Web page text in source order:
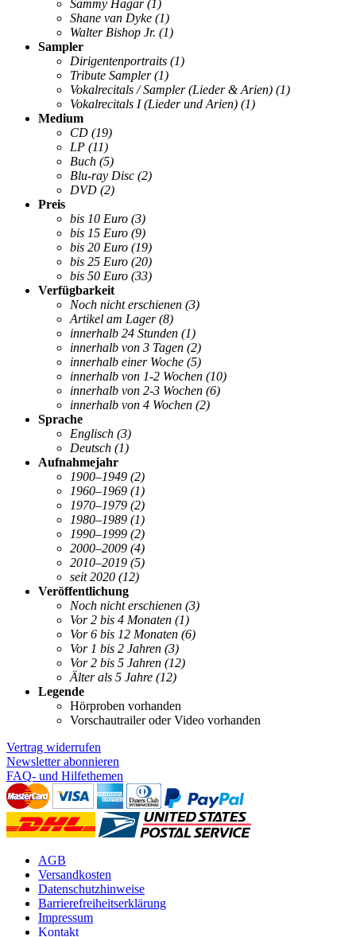
Sammy Hagar (1)
Shane van Dyke (1)
Walter Bishop Jr. (1)
Sampler
Dirigentenportraits (1)
Tribute Sampler (1)
Vokalrecitals / Sampler (Lieder & Arien) (1)
Vokalrecitals I (Lieder und Arien) (1)
Medium
CD (19)
LP (11)
Buch (5)
Blu-ray Disc (2)
DVD (2)
Preis
bis 10 Euro (3)
bis 15 Euro (9)
bis 20 Euro (19)
bis 25 Euro (20)
bis 50 Euro (33)
Verfügbarkeit
Noch nicht erschienen (3)
Artikel am Lager (8)
innerhalb 24 Stunden (1)
innerhalb von 3 Tagen (2)
innerhalb einer Woche (5)
innerhalb von 1-2 Wochen (10)
innerhalb von 2-3 Wochen (6)
innerhalb von 4 Wochen (2)
Sprache
Englisch (3)
Deutsch (1)
Aufnahmejahr
1900–1949 (2)
1960–1969 (1)
1970–1979 (2)
1980–1989 (1)
1990–1999 (2)
2000–2009 (4)
2010–2019 (5)
seit 2020 (12)
Veröffentlichung
Noch nicht erschienen (3)
Vor 2 bis 4 Monaten (1)
Vor 6 bis 12 Monaten (6)
Vor 1 bis 2 Jahren (3)
Vor 2 bis 5 Jahren (12)
Älter als 5 Jahre (12)
Legende
Hörproben vorhanden
Vorschautrailer oder Video vorhanden
Vertrag widerrufen
Newsletter abonnieren
FAQ- und Hilfethemen
AGB
Versandkosten
Datenschutzhinweise
Barrierefreiheitserklärung
Impressum
Kontakt